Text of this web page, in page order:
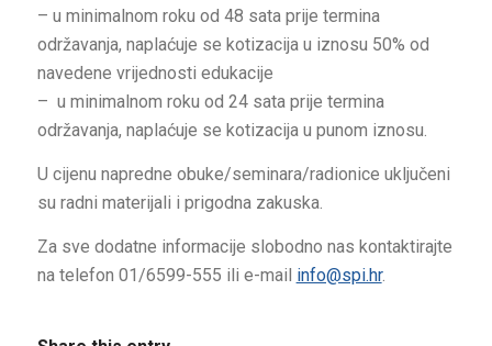
– u minimalnom roku od 48 sata prije termina
održavanja, naplaćuje se kotizacija u iznosu 50% od
navedene vrijednosti edukacije
– u minimalnom roku od 24 sata prije termina
održavanja, naplaćuje se kotizacija u punom iznosu.
U cijenu napredne obuke/seminara/radionice uključeni
su radni materijali i prigodna zakuska.
Za sve dodatne informacije slobodno nas kontaktirajte
na telefon 01/6599-555 ili e-mail info@spi.hr.